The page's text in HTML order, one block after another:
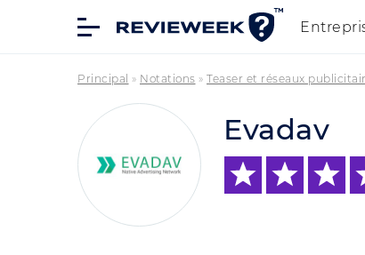
Principal » Notations » Teaser et réseaux
Evadav